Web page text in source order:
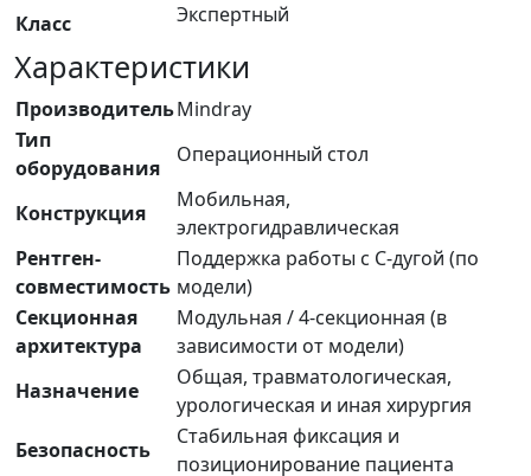
Класс Экспертный
Характеристики
ПроизводительMindray
Тип
оборудования
Операционный стол
Конструкция
Мобильная,
электрогидравлическая
Рентген-
совместимость
Поддержка работы с C-дугой (по
модели)
Секционная
архитектура
Модульная / 4-секционная (в
зависимости от модели)
Назначение
Общая, травматологическая,
урологическая и иная хирургия
Безопасность
Стабильная фиксация и
позиционирование пациента